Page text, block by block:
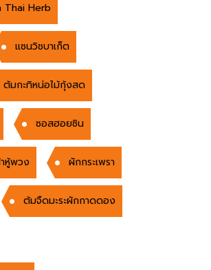
Thai Herb
แซนวิชบาเก็ต
ต้มกะทิหน่อไม้กุ้งสด
ซอสฮอยซิน
หู้พวง ผักกระเพรา
ต้มจืดมะระผักกาดดอง